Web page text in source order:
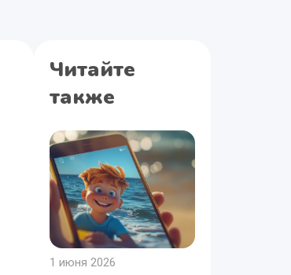
Читайте
также
1 июня 2026